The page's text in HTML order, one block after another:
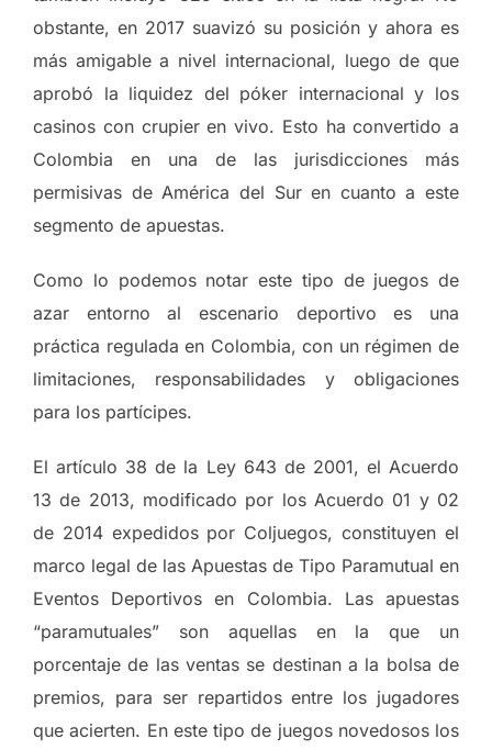
obstante, en 2017 suavizó su posición y ahora es
más amigable a nivel internacional, luego de que
aprobó la liquidez del póker internacional y los
casinos con crupier en vivo. Esto ha convertido a
Colombia en una de las jurisdicciones más
permisivas de América del Sur en cuanto a este
segmento de apuestas.
Como lo podemos notar este tipo de juegos de
azar entorno al escenario deportivo es una
práctica regulada en Colombia, con un régimen de
limitaciones, responsabilidades y obligaciones
para los partícipes.
El artículo 38 de la Ley 643 de 2001, el Acuerdo
13 de 2013, modificado por los Acuerdo 01 y 02
de 2014 expedidos por Coljuegos, constituyen el
marco legal de las Apuestas de Tipo Paramutual en
Eventos Deportivos en Colombia. Las apuestas
“paramutuales” son aquellas en la que un
porcentaje de las ventas se destinan a la bolsa de
premios, para ser repartidos entre los jugadores
que acierten. En este tipo de juegos novedosos los